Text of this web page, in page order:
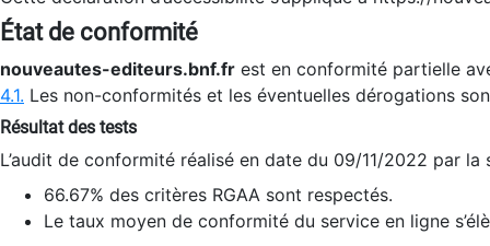
État de conformité
nouveautes-editeurs.bnf.fr est en conformité partielle
4.1. Les non-conformités et les éventuelles dérogations
Résultat des tests
L’audit de conformité réalisé en date du 09/11/2022 par
66.67% des critères RGAA sont respectés.
Le taux moyen de conformité du service en ligne